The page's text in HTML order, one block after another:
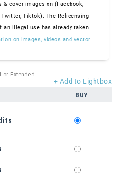
& cover images on (Facebook,
Twitter, Tiktok). The Relicensing
an illegal use has already taken
on images, videos and vector
+ Add to Lightbox
or Extended
BUY